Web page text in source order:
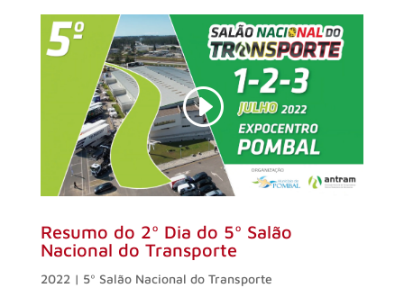
Resumo do 2º Dia do 5º Salão
Nacional do Transporte
2022 | 5º Salão Nacional do Transporte